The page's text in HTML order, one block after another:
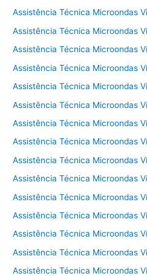
Assistência Técnica Microondas
Assistência Técnica Microondas
Assistência Técnica Microondas
Assistência Técnica Microondas
Assistência Técnica Microondas
Assistência Técnica Microondas
Assistência Técnica Microondas
Assistência Técnica Microondas
Assistência Técnica Microondas
Assistência Técnica Microondas
Assistência Técnica Microondas
Assistência Técnica Microondas
Assistência Técnica Microondas
Assistência Técnica Microondas
Assistência Técnica Microondas